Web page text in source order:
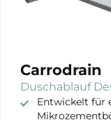
Carrodrain
Duschablauf
Entwickelt für